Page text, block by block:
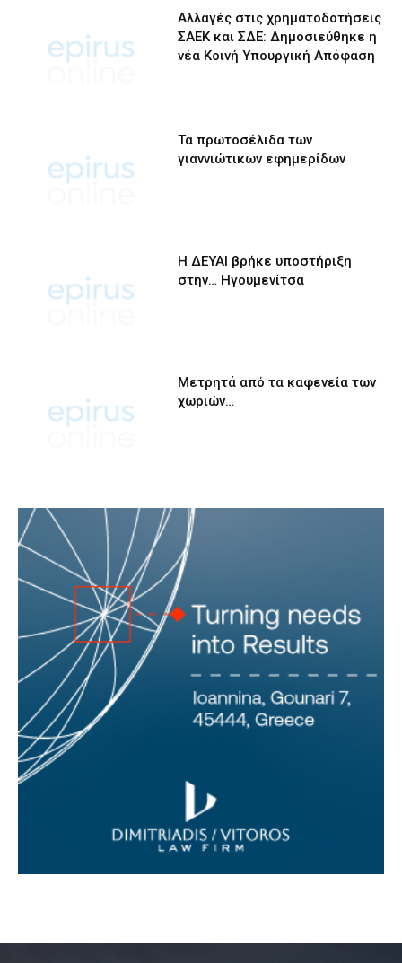
Αλλαγές στις χρηματοδοτήσεις
ΣΑΕΚ και ΣΔΕ: Δημοσιεύθηκε η
νέα Κοινή Υπουργική Απόφαση
Τα πρωτοσέλιδα των
γιαννιώτικων εφημερίδων
Η ΔΕΥΑΙ βρήκε υποστήριξη
στην… Ηγουμενίτσα
Μετρητά από τα καφενεία των
χωριών…